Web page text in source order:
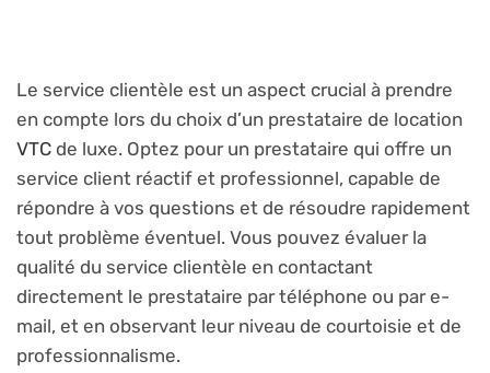
Le service clientèle est un aspect crucial à prendre
en compte lors du choix d’un prestataire de location
VTC de luxe. Optez pour un prestataire qui offre un
service client réactif et professionnel, capable de
répondre à vos questions et de résoudre rapidement
tout problème éventuel. Vous pouvez évaluer la
qualité du service clientèle en contactant
directement le prestataire par téléphone ou par e-
mail, et en observant leur niveau de courtoisie et de
professionnalisme.